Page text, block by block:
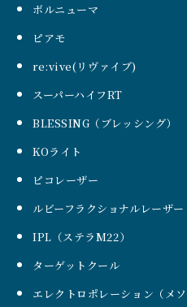
ボルニューマ
ピアモ
re:vive(リヴァイブ)
スーパーハイフRT
BLESSING（ブレッシング）
KOライト
ピコレーザー
ルビーフラクショナルレーザー
IPL（ステラM22）
ターゲットクール
エレクトロポレーション（メソ